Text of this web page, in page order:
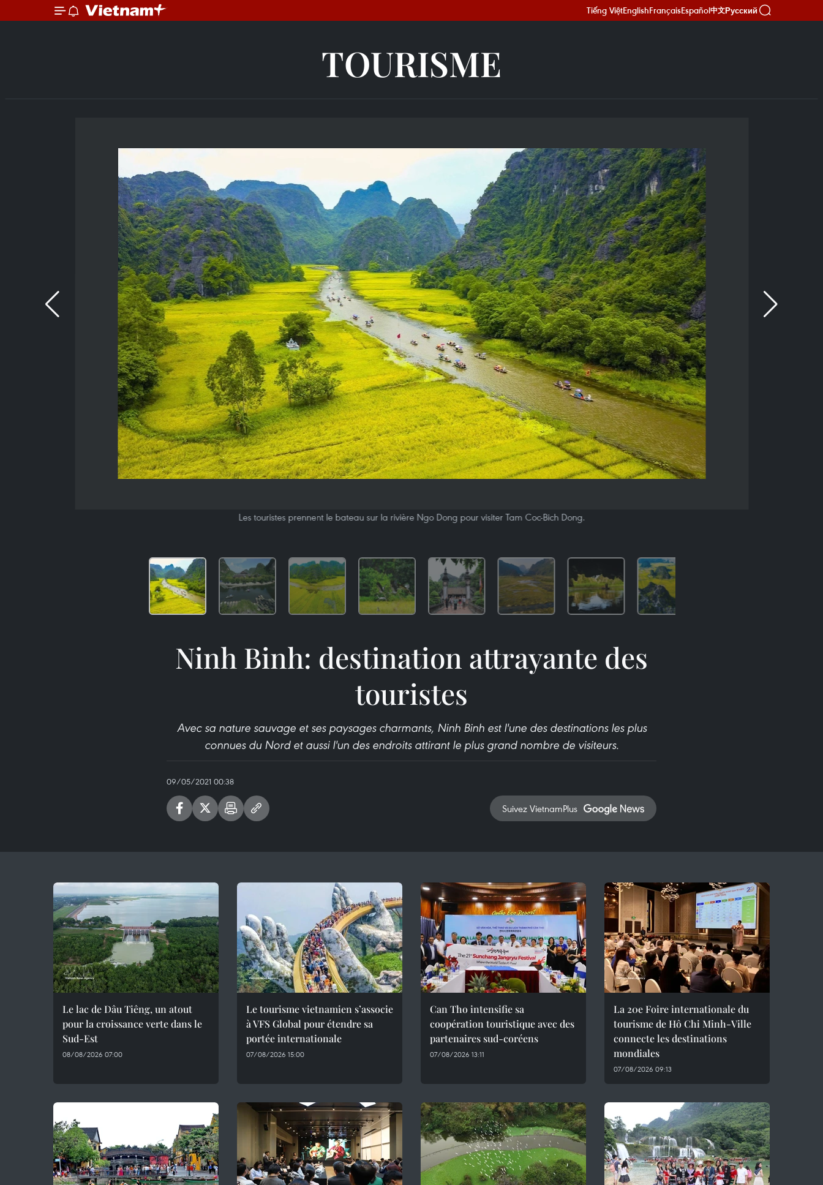
Tiếng ViệtEnglishFrançaisEspañol中文Русский
TOURISME
Les touristes prennent le bateau sur la rivière Ngo Dong pour visiter Tam Coc-Bich Dong.
Ninh Binh: destination attrayante des
touristes
Avec sa nature sauvage et ses paysages charmants, Ninh Binh est l'une des destinations les plus
connues du Nord et aussi l'un des endroits attirant le plus grand nombre de visiteurs.
09/05/2021 00:38
Suivez VietnamPlus
Le lac de Dâu Tiêng, un atout
pour la croissance verte dans le
Sud-Est
08/08/2026 07:00
Le tourisme vietnamien s’associe
à VFS Global pour étendre sa
portée internationale
07/08/2026 15:00
Can Tho intensifie sa
coopération touristique avec des
partenaires sud-coréens
07/08/2026 13:11
La 20e Foire internationale du
tourisme de Hô Chi Minh-Ville
connecte les destinations
mondiales
07/08/2026 09:13